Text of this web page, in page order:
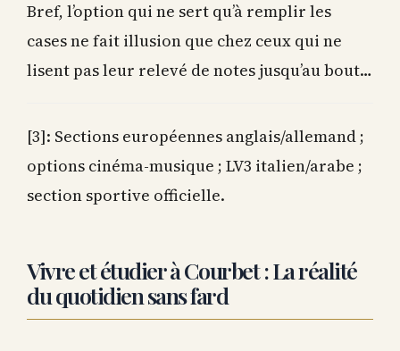
Bref, l’option qui ne sert qu’à remplir les
cases ne fait illusion que chez ceux qui ne
lisent pas leur relevé de notes jusqu’au bout…
[3]: Sections européennes anglais/allemand ;
options cinéma-musique ; LV3 italien/arabe ;
section sportive officielle.
Vivre et étudier à Courbet : La réalité
du quotidien sans fard